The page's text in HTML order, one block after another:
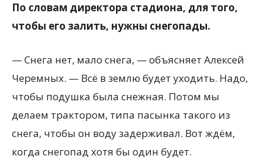
По словам директора стадиона, для того,
чтобы его залить, нужны снегопады.
— Снега нет, мало снега, — объясняет Алексей
Черемных. — Всё в землю будет уходить. Надо,
чтобы подушка была снежная. Потом мы
делаем трактором, типа пасынка такого из
снега, чтобы он воду задерживал. Вот ждём,
когда снегопад хотя бы один будет.